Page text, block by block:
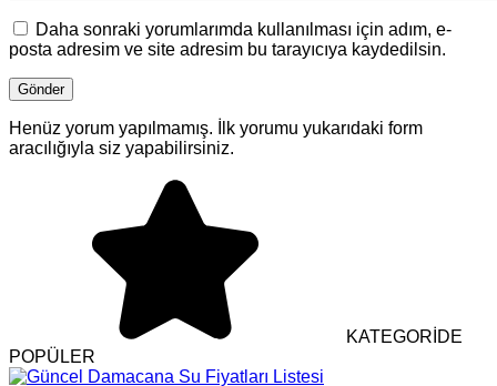
Daha sonraki yorumlarımda kullanılması için adım, e-
posta adresim ve site adresim bu tarayıcıya kaydedilsin.
Henüz yorum yapılmamış. İlk yorumu yukarıdaki form
aracılığıyla siz yapabilirsiniz.
KATEGORİDE
POPÜLER